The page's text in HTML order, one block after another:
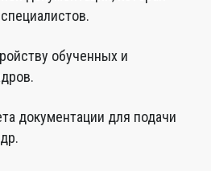
обученных и
документации для подачи